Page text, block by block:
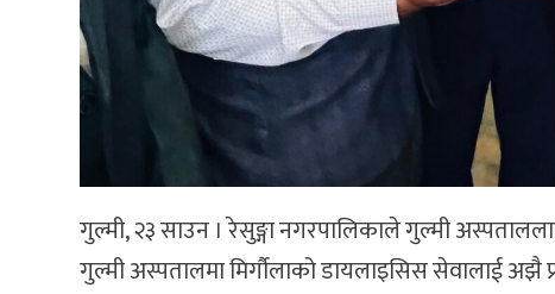
गुल्मी, २३ साउन । रेसुङ्गा नगरपालिकाले गुल्मी
गुल्मी अस्पतालमा मिर्गौलाको डायलाइसिस सेवालाई अझै